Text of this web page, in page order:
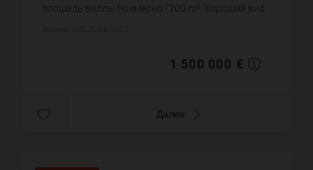
площадь виллы примерно : 200 m². Хороший вид.
1 500 000 €
Далее